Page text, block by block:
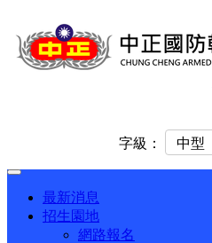
字級：
Toggle
navigation最新消息
招生園地
網路報名